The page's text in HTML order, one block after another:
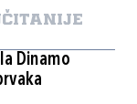
Dinamo